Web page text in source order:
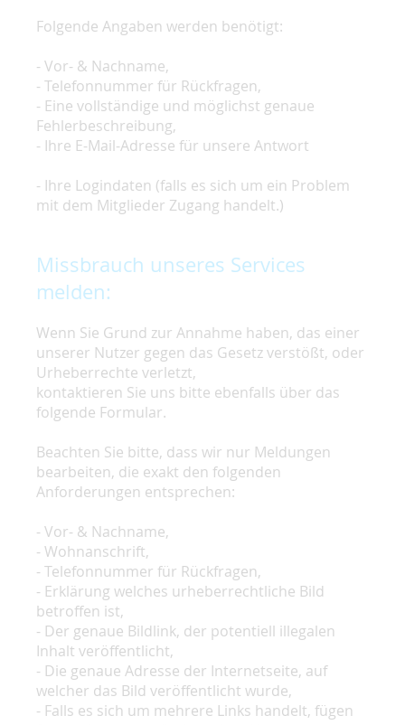
Folgende Angaben werden benötigt:
- Vor- & Nachname,
- Telefonnummer für Rückfragen,
- Eine vollständige und möglichst genaue
Fehlerbeschreibung,
- Ihre E-Mail-Adresse für unsere Antwort
- Ihre Logindaten (falls es sich um ein Problem
mit dem Mitglieder Zugang handelt.)
Missbrauch unseres Services
melden:
Wenn Sie Grund zur Annahme haben, das einer
unserer Nutzer gegen das Gesetz verstößt, oder
Urheberrechte verletzt,
kontaktieren Sie uns bitte ebenfalls über das
folgende Formular.
Beachten Sie bitte, dass wir nur Meldungen
bearbeiten, die exakt den folgenden
Anforderungen entsprechen:
- Vor- & Nachname,
- Wohnanschrift,
- Telefonnummer für Rückfragen,
- Erklärung welches urheberrechtliche Bild
betroffen ist,
- Der genaue Bildlink, der potentiell illegalen
Inhalt veröffentlicht,
- Die genaue Adresse der Internetseite, auf
welcher das Bild veröffentlicht wurde,
- Falls es sich um mehrere Links handelt, fügen